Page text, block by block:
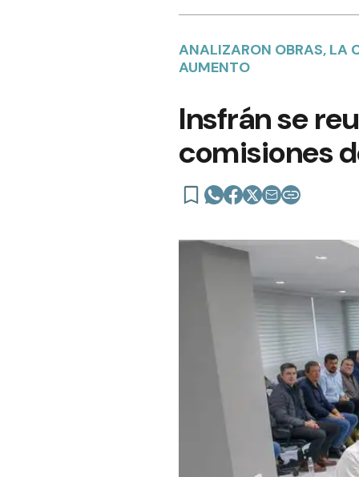
ANALIZARON OBRAS, LA
AUMENTO
Insfrán se
comisiones